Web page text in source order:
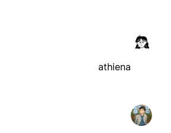
athiena